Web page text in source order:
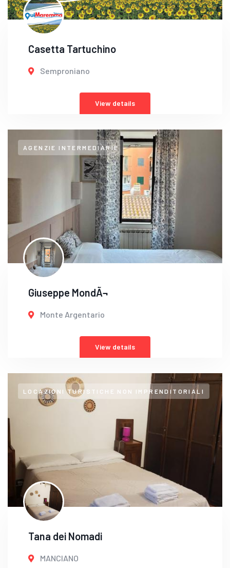
Casetta Tartuchino
Semproniano
View details
AGENZIE INTERMEDIARIE
Giuseppe MondÃ¬
Monte Argentario
View details
LOCAZIONI TURISTICHE NON IMPRENDITORIALI
Tana dei Nomadi
MANCIANO